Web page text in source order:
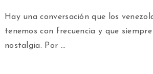
Hay una conversación que los
tenemos con frecuencia y que
nostalgia. Por …